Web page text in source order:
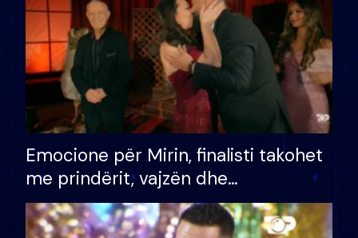
Emocione për Mirin, finalisti takohet
me prindërit, vajzën dhe
bashkëshorten: S’kemi ndonjë letër
divorci apo jo?